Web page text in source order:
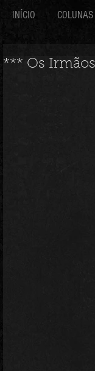
INÍCIO COLUNAS
*** Os